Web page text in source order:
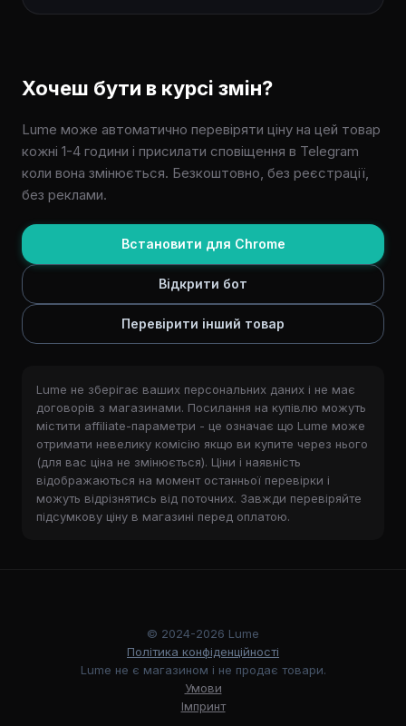
Хочеш бути в курсі змін?
Lume може автоматично перевіряти ціну на цей товар
кожні 1-4 години і присилати сповіщення в Telegram
коли вона змінюється. Безкоштовно, без реєстрації,
без реклами.
Встановити для Chrome
Відкрити бот
Перевірити інший товар
Lume не зберігає ваших персональних даних і не має
договорів з магазинами. Посилання на купівлю можуть
містити affiliate-параметри - це означає що Lume може
отримати невелику комісію якщо ви купите через нього
(для вас ціна не змінюється). Ціни і наявність
відображаються на момент останньої перевірки і
можуть відрізнятись від поточних. Завжди перевіряйте
підсумкову ціну в магазині перед оплатою.
© 2024-2026 Lume
Політика конфіденційності
Lume не є магазином і не продає товари.
Умови
Імпринт